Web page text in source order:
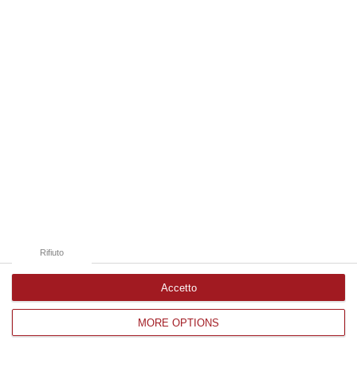
MORE OPTIONS
Rifiuto
Accetto
Corriere delle Calabria è una testata giornalistica di News&Com S.r.l
©2012--2026. Tutti i diritti riservati.